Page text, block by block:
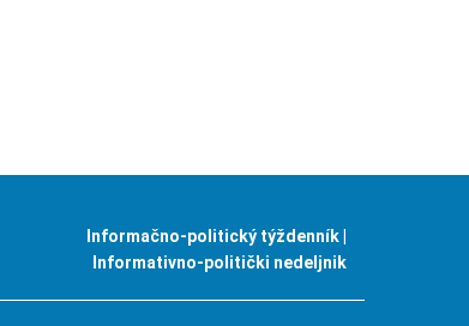
Informačno-politický týždenník |
Informativno-politički nedeljnik